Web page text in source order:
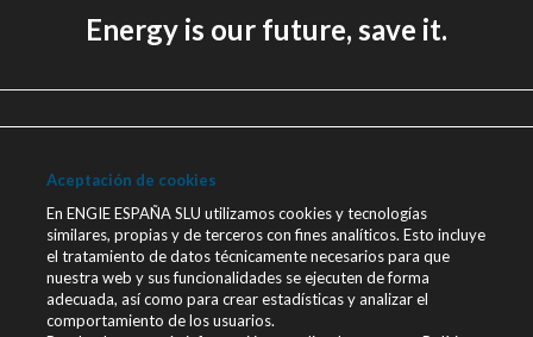
Energy is our future, save it.
Aviso legal
Política de Privacidad
Política de cookies
Canal Ético
Únete a nosotros
Blog ENGIE
Aceptación de cookies
En ENGIE ESPAÑA SLU utilizamos cookies y tecnologías
similares, propias y de terceros con fines analíticos. Esto incluye
el tratamiento de datos técnicamente necesarios para que
nuestra web y sus funcionalidades se ejecuten de forma
adecuada, así como para crear estadísticas y analizar el
comportamiento de los usuarios.